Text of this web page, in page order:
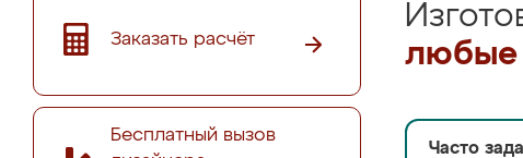
Заказать расчёт
Бесплатный вызов
любые
Часто